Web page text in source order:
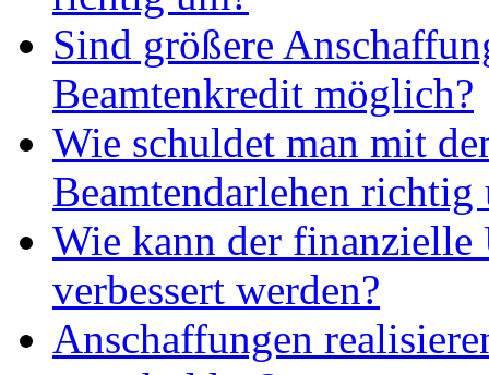
Sind größere
Beamtenkredit möglich?
Wie schuldet man mit
Beamtendarlehen richtig
Wie kann der
verbessert werden?
Anschaffungen